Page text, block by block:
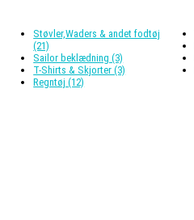
Støvler,Waders & andet fodtøj
(21)
Sailor beklædning (3)
T-Shirts & Skjorter (3)
Regntøj (12)